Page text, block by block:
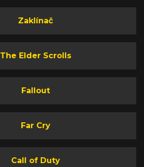
Zaklínač
The Elder Scrolls
Fallout
Far Cry
Call of Duty